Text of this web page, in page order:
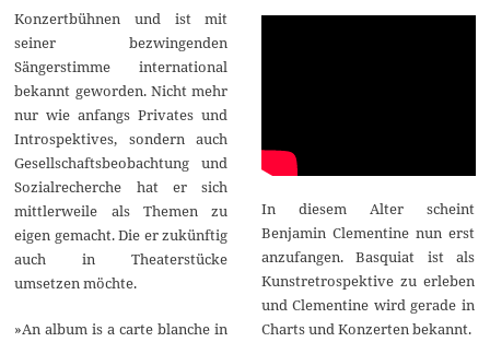
Konzertbühnen und ist mit
seiner bezwingenden
Sängerstimme international
bekannt geworden. Nicht mehr
nur wie anfangs Privates und
Introspektives, sondern auch
Gesellschaftsbeobachtung und
Sozialrecherche hat er sich
mittlerweile als Themen zu
eigen gemacht. Die er zukünftig
auch in Theaterstücke
umsetzen möchte.
»An album is a carte blanche in
In diesem Alter scheint
Benjamin Clementine nun erst
anzufangen. Basquiat ist als
Kunstretrospektive zu erleben
und Clementine wird gerade in
Charts und Konzerten bekannt.